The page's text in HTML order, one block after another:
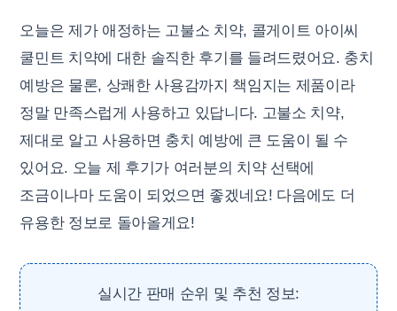
오늘은 제가 애정하는 고불소 치약, 콜게이트 아이씨
쿨민트 치약에 대한 솔직한 후기를 들려드렸어요. 충치
예방은 물론, 상쾌한 사용감까지 책임지는 제품이라
정말 만족스럽게 사용하고 있답니다. 고불소 치약,
제대로 알고 사용하면 충치 예방에 큰 도움이 될 수
있어요. 오늘 제 후기가 여러분의 치약 선택에
조금이나마 도움이 되었으면 좋겠네요! 다음에도 더
유용한 정보로 돌아올게요!
실시간 판매 순위 및 추천 정보: